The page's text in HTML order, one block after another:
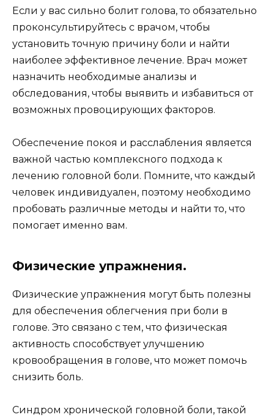
Если у вас сильно болит голова, то обязательно
проконсультируйтесь с врачом, чтобы
установить точную причину боли и найти
наиболее эффективное лечение. Врач может
назначить необходимые анализы и
обследования, чтобы выявить и избавиться от
возможных провоцирующих факторов.
Обеспечение покоя и расслабления является
важной частью комплексного подхода к
лечению головной боли. Помните, что каждый
человек индивидуален, поэтому необходимо
пробовать различные методы и найти то, что
помогает именно вам.
Физические упражнения.
Физические упражнения могут быть полезны
для обеспечения облегчения при боли в
голове. Это связано с тем, что физическая
активность способствует улучшению
кровообращения в голове, что может помочь
снизить боль.
Синдром хронической головной боли, такой